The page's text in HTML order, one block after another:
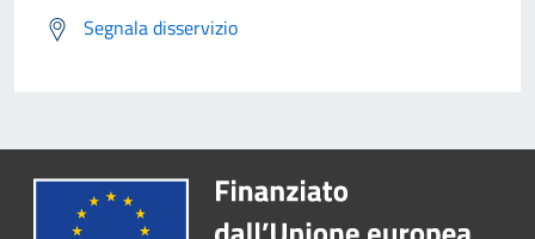
Segnala disservizio